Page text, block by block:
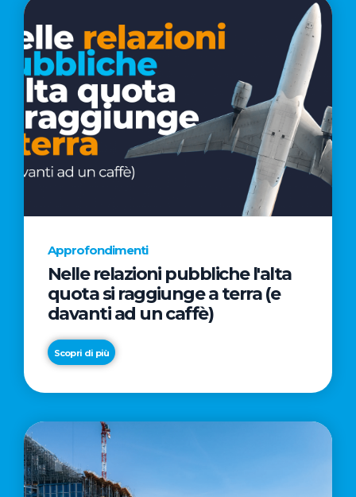
Approfondimenti
Nelle relazioni pubbliche l'alta
quota si raggiunge a terra (e
davanti ad un caffè)
Scopri di più